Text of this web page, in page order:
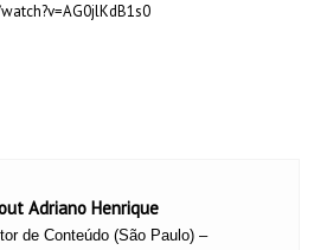
Adriano Henrique
de Conteúdo (São Paulo) –